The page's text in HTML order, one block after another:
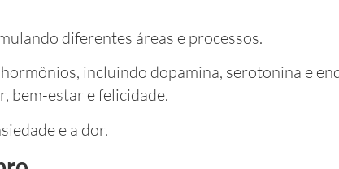
diferentes áreas e processos.
incluindo dopamina, serotonina e
bem-estar e felicidade.
e a dor.